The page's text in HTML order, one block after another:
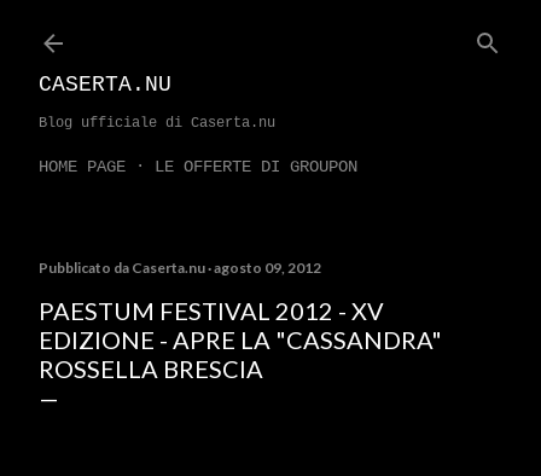
CASERTA.NU
Blog ufficiale di Caserta.nu
HOME PAGE LE OFFERTE DI GROUPON
Pubblicato da Caserta.nu agosto 09, 2012
PAESTUM FESTIVAL 2012 - XV
EDIZIONE - APRE LA "CASSANDRA"
ROSSELLA BRESCIA